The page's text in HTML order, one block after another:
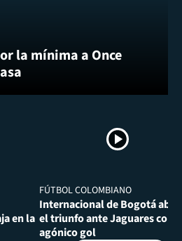
la mínima a Once
en la
FÚTBOL COLOMBIANO
Internacional de Bogotá
el triunfo ante Jaguares con
agónico gol